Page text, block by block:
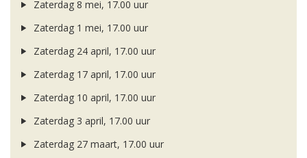
Zaterdag 8 mei, 17.00 uur
Zaterdag 1 mei, 17.00 uur
Zaterdag 24 april, 17.00 uur
Zaterdag 17 april, 17.00 uur
Zaterdag 10 april, 17.00 uur
Zaterdag 3 april, 17.00 uur
Zaterdag 27 maart, 17.00 uur